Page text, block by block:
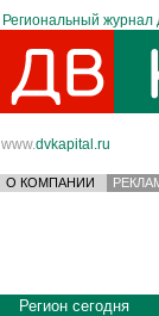
Региональный журнал
www.dvkapital.ru
О КОМПАНИИ
Регион сегодня